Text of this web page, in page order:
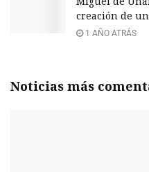
creación de
1 AÑO ATRÁS
Noticias más